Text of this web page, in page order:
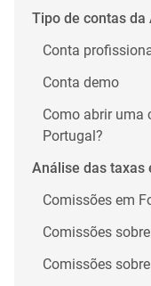
Tipo de contas da
Conta
Conta demo
Como abrir uma
Portugal?
Análise das taxas
Comissões em
Comissões
Comissões